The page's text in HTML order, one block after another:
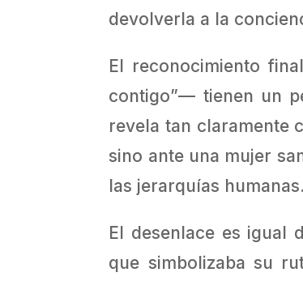
devolverla a la
El reconocimiento
contigo”— tienen un
revela tan claramente
sino ante una mujer
las jerarquías humanas.
El desenlace es igual
que simbolizaba su